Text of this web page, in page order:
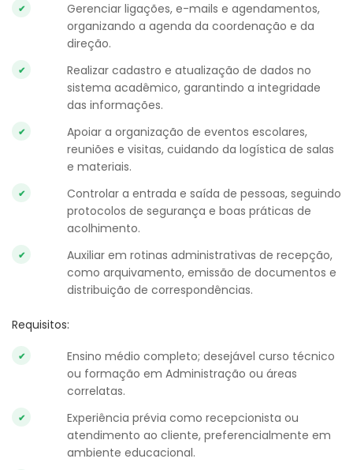
Gerenciar ligações, e-mails e agendamentos,
organizando a agenda da coordenação e da
direção.
Realizar cadastro e atualização de dados no
sistema acadêmico, garantindo a integridade
das informações.
Apoiar a organização de eventos escolares,
reuniões e visitas, cuidando da logística de salas
e materiais.
Controlar a entrada e saída de pessoas, seguindo
protocolos de segurança e boas práticas de
acolhimento.
Auxiliar em rotinas administrativas de recepção,
como arquivamento, emissão de documentos e
distribuição de correspondências.
Requisitos:
Ensino médio completo; desejável curso técnico
ou formação em Administração ou áreas
correlatas.
Experiência prévia como recepcionista ou
atendimento ao cliente, preferencialmente em
ambiente educacional.